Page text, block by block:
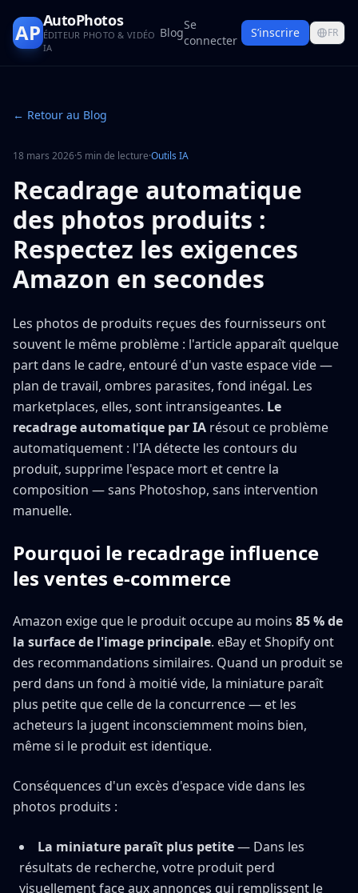
APAutoPhotos
ÉDITEUR PHOTO & VIDÉO
IA
Blog
Se
connecter
S’inscrire FR
← Retour au Blog
18 mars 2026·5 min de lecture·Outils IA
Recadrage automatique
des photos produits :
Respectez les exigences
Amazon en secondes
Les photos de produits reçues des fournisseurs ont
souvent le même problème : l'article apparaît quelque
part dans le cadre, entouré d'un vaste espace vide —
plan de travail, ombres parasites, fond inégal. Les
marketplaces, elles, sont intransigeantes. Le
recadrage automatique par IA résout ce problème
automatiquement : l'IA détecte les contours du
produit, supprime l'espace mort et centre la
composition — sans Photoshop, sans intervention
manuelle.
Pourquoi le recadrage influence
les ventes e-commerce
Amazon exige que le produit occupe au moins 85 % de
la surface de l'image principale. eBay et Shopify ont
des recommandations similaires. Quand un produit se
perd dans un fond à moitié vide, la miniature paraît
plus petite que celle de la concurrence — et les
acheteurs la jugent inconsciemment moins bien,
même si le produit est identique.
Conséquences d'un excès d'espace vide dans les
photos produits :
La miniature paraît plus petite— Dans les
résultats de recherche, votre produit perd
visuellement face aux annonces qui remplissent le